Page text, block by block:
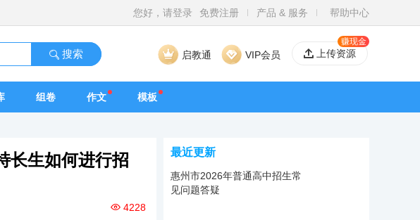
您好，请登录 免费注册 产品 & 服务 帮助中心
搜索 VIP会员
启教通 上传资源
赚现金
组卷 作文 模板
长生如何进行招
4228
最近更新
惠州市2026年普通高中招生常
见问题答疑